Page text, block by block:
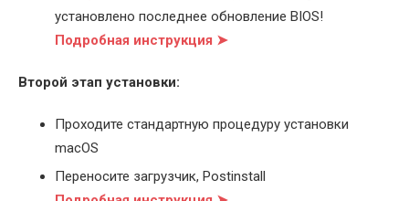
установлено последнее обновление BIOS!
Подробная инструкция ➤
Второй этап установки:
Проходите стандартную процедуру установки
macOS
Переносите загрузчик, Postinstall